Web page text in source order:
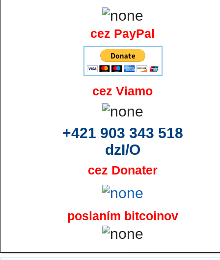
cez PayPal
cez Viamo
+421 903 343 518
dzI/O
cez Donater
poslaním bitcoinov